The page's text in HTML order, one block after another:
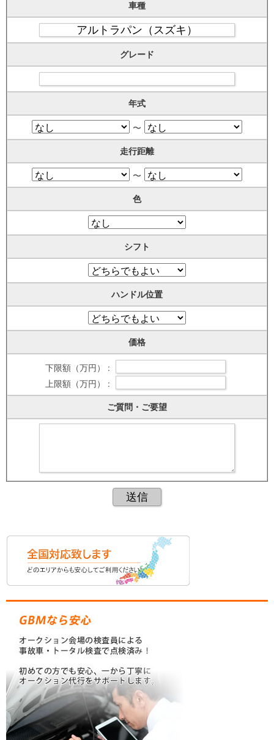
車種
グレード
年式
〜
走行距離
〜
色
シフト
ハンドル位置
価格
下限額（万円） :
上限額（万円） :
ご質問・ご要望